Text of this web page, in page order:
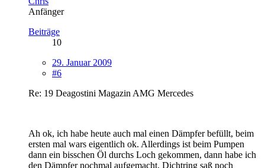
Anfänger
Beiträge
10
29. Januar 2009
#6
Re: 19 Deagostini Magazin AMG Mercedes
Ah ok, ich habe heute auch mal einen Dämpfer befüllt, beim
ersten mal wars eigentlich ok. Allerdings ist beim Pumpen
dann ein bisschen Öl durchs Loch gekommen, dann habe ich
den Dämpfer nochmal aufgemacht, Dichtring saß noch